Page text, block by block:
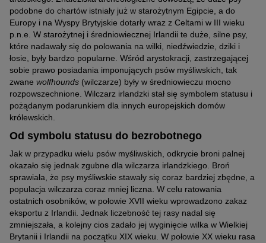
podobne do chartów istniały już w starożytnym Egipcie, a do
Europy i na Wyspy Brytyjskie dotarły wraz z Celtami w III wieku
p.n.e. W starożytnej i średniowiecznej Irlandii te duże, silne psy,
które nadawały się do polowania na wilki, niedźwiedzie, dziki i
łosie, były bardzo popularne. Wśród arystokracji, zastrzegającej
sobie prawo posiadania imponujących psów myśliwskich, tak
zwane wolfhounds (wilczarze) były w średniowieczu mocno
rozpowszechnione. Wilczarz irlandzki stał się symbolem statusu i
pożądanym podarunkiem dla innych europejskich domów
królewskich.
Od symbolu statusu do bezrobotnego
Jak w przypadku wielu psów myśliwskich, odkrycie broni palnej
okazało się jednak zgubne dla wilczarza irlandzkiego. Broń
sprawiała, że psy myśliwskie stawały się coraz bardziej zbędne, a
populacja wilczarza coraz mniej liczna. W celu ratowania
ostatnich osobników, w połowie XVII wieku wprowadzono zakaz
eksportu z Irlandii. Jednak liczebność tej rasy nadal się
zmniejszała, a kolejny cios zadało jej wyginięcie wilka w Wielkiej
Brytanii i Irlandii na początku XIX wieku. W połowie XX wieku rasa